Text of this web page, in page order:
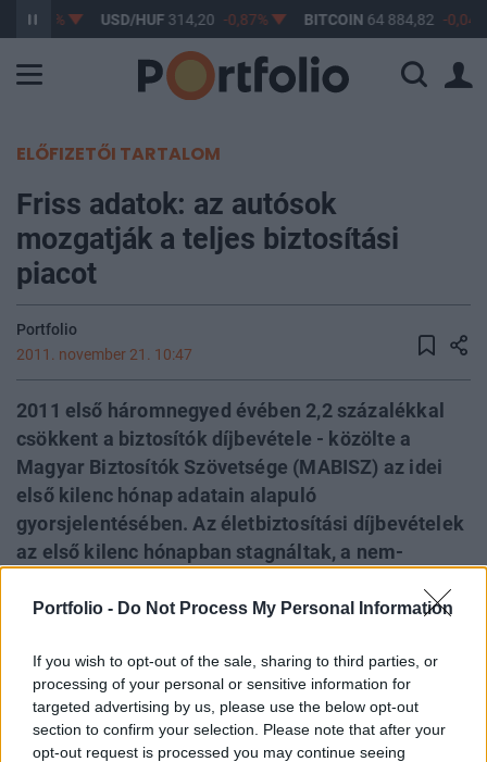
Portfolio - Do Not Process My Personal Information
If you wish to opt-out of the sale, sharing to third parties, or
processing of your personal or sensitive information for
targeted advertising by us, please use the below opt-out
section to confirm your selection. Please note that after your
opt-out request is processed you may continue seeing
-0,61% USD/HUF314,20 -0,87% BITCOIN64 884,82 -0,04%
ELŐFIZETŐI TARTALOM
Friss adatok: az autósok
mozgatják a teljes biztosítási
piacot
Portfolio
2011. november 21. 10:47
2011 első háromnegyed évében 2,2 százalékkal
csökkent a biztosítók díjbevétele - közölte a
Magyar Biztosítók Szövetsége (MABISZ) az idei
első kilenc hónap adatain alapuló
gyorsjelentésében. Az életbiztosítási díjbevételek
az első kilenc hónapban stagnáltak, a nem-
részletesebb tanulmányozásával kiderül: a
visszaesést a kgfb-díjak csökkenése okozta, az
életbiztosítási díjbevételek azonban (igaz, az
inflációtól elmaradó mértékben) nőttek a
harmadik negyedévben.